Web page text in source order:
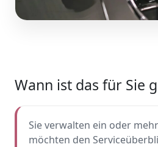
Wann ist das für Sie
Sie verwalten ein oder
möchten den